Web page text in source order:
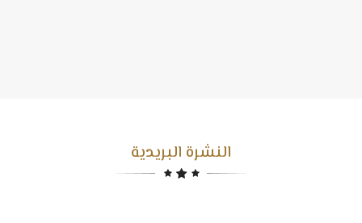
النشرة البريدية